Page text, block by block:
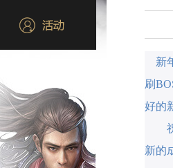
新
刷
好的
新的